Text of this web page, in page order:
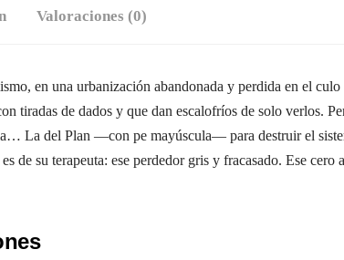
Valoraciones (0)
en una urbanización abandonada y perdida en el
tiradas de dados y que dan escalofríos de solo verlos.
La del Plan —con pe mayúscula— para destruir el
de su terapeuta: ese perdedor gris y fracasado. Ese